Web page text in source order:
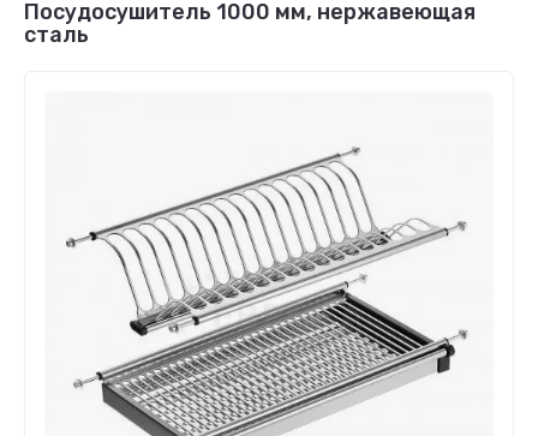
Посудосушитель 1000 мм, нержавеющая
сталь